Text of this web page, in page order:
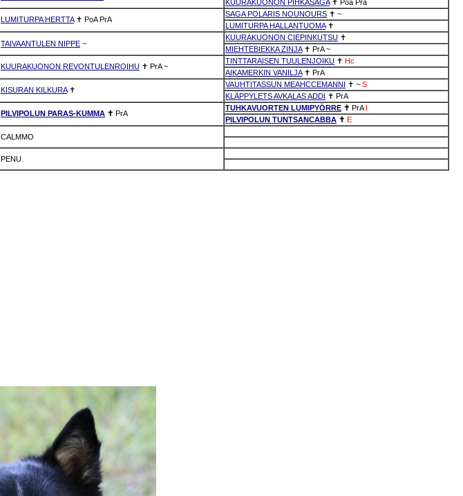
KUURAKUONON PIHKASAGA✝ Poa Pra
LUMITURPA HERTTA✝ PoA PrA
SAGA POLARIS NOUNOURS ✝ ~
LUMITURPA HALLANTUOMA✝
TAIVAANTULEN NIPPE ~
KUURAKUONON CIEPINKUTSU ✝
MIEHTEBIEKKA ZINJA✝ PrA ~
KUURAKUONON REVONTULENROIHU ✝ PrA ~
TINTTARAISEN TUULENJOIKU ✝ Hc
AIKAMERKIN VANILJA✝ PrA
KISURAN KILKURA✝
VAUHTITASSUN MEAHCCEMANNI ✝ ~ S
KLÄPPYLETS AVKALAS ADDI ✝ PrA
PILVIPOLUN PARAS-KUMMA ✝ PrA
TUHKAVUORTEN LUMIPYÖRRE ✝ PrA I
PILVIPOLUN TUNTSANCABBA ✝ E
CALMMO
PENU